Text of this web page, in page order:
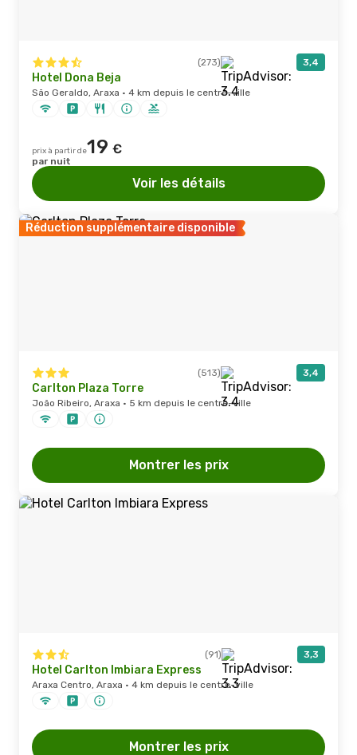
(273) 3,4
Hotel Dona Beja
São Geraldo, Araxa · 4 km depuis le centre-ville
prix à partir de19 €
par nuit
Voir les détails
Réduction supplémentaire disponible
(513) 3,4
Carlton Plaza Torre
João Ribeiro, Araxa · 5 km depuis le centre-ville
Montrer les prix
(91) 3,3
Hotel Carlton Imbiara Express
Araxa Centro, Araxa · 4 km depuis le centre-ville
Montrer les prix